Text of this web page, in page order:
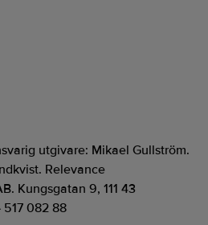
utgivare: Mikael Gullström.
Relevance
Kungsgatan 9, 111 43
082 88